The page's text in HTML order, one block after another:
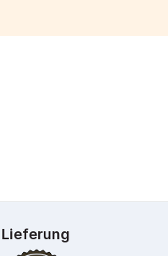
Lieferung